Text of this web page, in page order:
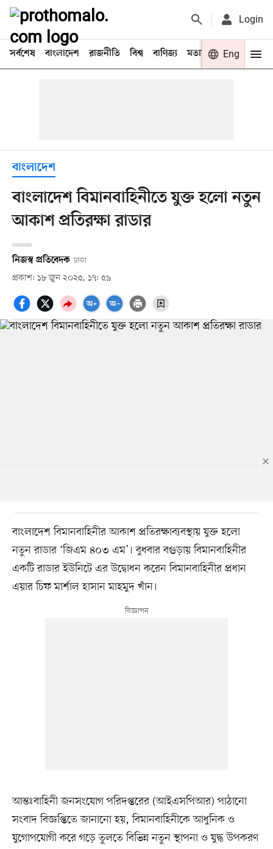
Login
সর্বশেষ বাংলাদেশ রাজনীতি বিশ্ব বাণিজ্য মতামত খেলা
Eng
বাংলাদেশ
বাংলাদেশ বিমানবাহিনীতে যুক্ত হলো নতুন
আকাশ প্রতিরক্ষা রাডার
নিজস্ব প্রতিবেদক ঢাকা
প্রকাশ: ১৮ জুন ২০২৫, ১৭: ৫৯
বাংলাদেশ বিমানবাহিনীর আকাশ প্রতিরক্ষাব্যবস্থায় যুক্ত হলো
নতুন র‌াডার ‘জিএম ৪০৩ এম’। বুধবার বগুড়ায় বিমানবাহিনীর
একটি র‌াডার ইউনিটে এর উদ্বোধন করেন বিমানবাহিনীর প্রধান
এয়ার চিফ মার্শাল হাসান মাহমুদ খাঁন।
আন্তঃবাহিনী জনসংযোগ পরিদপ্তরের (আইএসপিআর) পাঠানো
সংবাদ বিজ্ঞপ্তিতে জানানো হয়, বিমানবাহিনীকে আধুনিক ও
যুগোপযোগী করে গড়ে তুলতে বিভিন্ন নতুন স্থাপনা ও যুদ্ধ উপকরণ